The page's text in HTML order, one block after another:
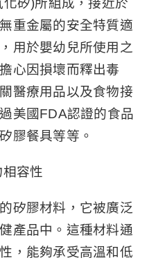
矽)所組成，接近於
重金屬的安全特質適
用於嬰幼兒所使用之
心因損壞而釋出毒
醫療用品以及食物接
美國FDA認證的食品
膠餐具等等。
容性
矽膠材料，它被廣泛
產品中。這種材料通
，能夠承受高溫和低